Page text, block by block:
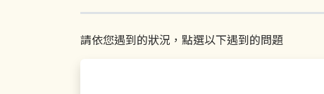
請依您遇到的狀況，點選以下遇到的問題